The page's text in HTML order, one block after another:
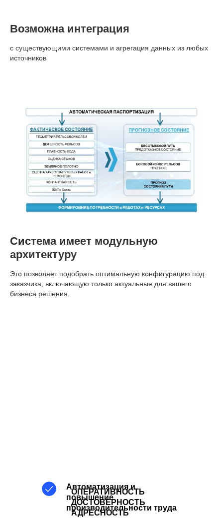
Возможна интеграция
с существующими системами и агрегация данных из любых
источников
Система имеет модульную
архитектуру
Это позволяет подобрать оптимальную конфигурацию под
заказчика, включающую только актуальные для вашего
бизнеса решения.
Автоматизация и
повышение
производительности труда
ОПЕРАТИВНОСТЬ
ДОСТОВЕРНОСТЬ
АДРЕСНОСТЬ